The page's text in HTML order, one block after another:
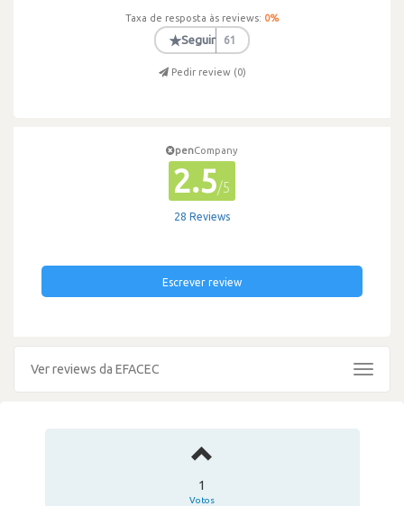
Taxa de resposta às reviews: 0%
★Seguir 61
Pedir review (0)
penCompany
2.5/5
28 Reviews
Escrever review
Ver reviews da EFACEC
Toggle
1
Votos